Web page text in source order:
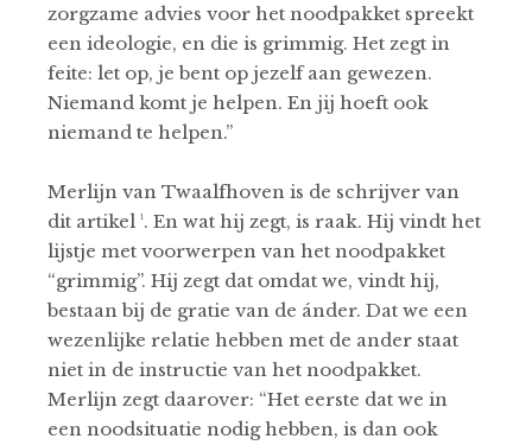
zorgzame advies voor het noodpakket spreekt
een ideologie, en die is grimmig. Het zegt in
feite: let op, je bent op jezelf aan gewezen.
Niemand komt je helpen. En jij hoeft ook
niemand te helpen.’’
Merlijn van Twaalfhoven is de schrijver van
dit artikel ¹. En wat hij zegt, is raak. Hij vindt het
lijstje met voorwerpen van het noodpakket
“grimmig”. Hij zegt dat omdat we, vindt hij,
bestaan bij de gratie van de ánder. Dat we een
wezenlijke relatie hebben met de ander staat
niet in de instructie van het noodpakket.
Merlijn zegt daarover: “Het eerste dat we in
een noodsituatie nodig hebben, is dan ook